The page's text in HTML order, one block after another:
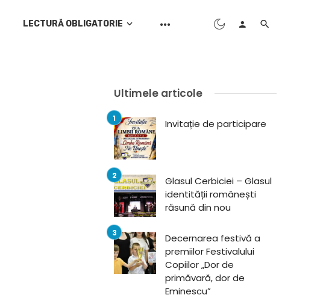
LECTURĂ OBLIGATORIE
Ultimele articole
Invitație de participare
Glasul Cerbiciei – Glasul
identității românești
răsună din nou
Decernarea festivă a
premiilor Festivalului
Copiilor „Dor de
primăvară, dor de
Eminescu”